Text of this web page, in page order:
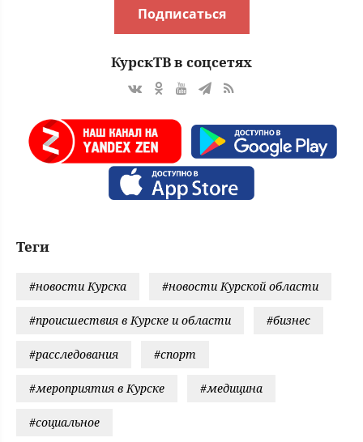
Подписаться
КурскТВ в соцсетях
Теги
#новости Курска #новости Курской области
#происшествия в Курске и области #бизнес
#расследования #спорт
#мероприятия в Курске #медицина
#социальное